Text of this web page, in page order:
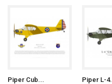
Piper Cub... Piper L-